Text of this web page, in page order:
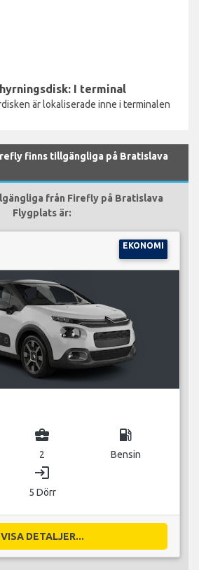
I terminal
är lokaliserade inne i terminalen
finns tillgängliga på Bratislava
från Firefly på Bratislava
Flygplats är:
EKONOMI
business_center
2
local_gas_station
Bensin
login
5 Dörr
VISA DETALJER...